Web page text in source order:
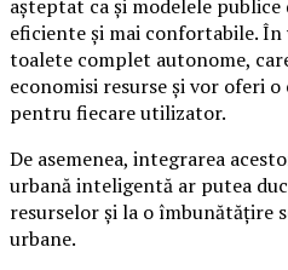
așteptat ca și modelele publice
eficiente și mai confortabile.
toalete complet autonome,
economisi resurse și vor oferi
pentru fiecare utilizator.
De asemenea, integrarea
urbană inteligentă ar putea
resurselor și la o îmbunătățire
urbane.